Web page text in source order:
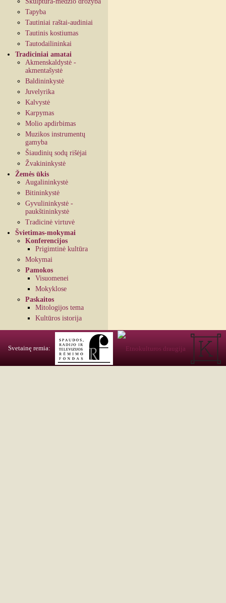
Tapyba
Tautiniai raštai-audiniai
Tautinis kostiumas
Tautodailininkai
Tradiciniai amatai
Akmenskaldystė -
akmentašystė
Baldininkystė
Juvelyrika
Kalvystė
Karpymas
Molio apdirbimas
Muzikos instrumentų
gamyba
Šiaudinių sodų rišėjai
Žvakininkystė
Žemės ūkis
Augalininkystė
Bitininkystė
Gyvulininkystė -
paukštininkystė
Tradicinė virtuvė
Švietimas-mokymai
Konferencijos
Prigimtinė kultūra
Mokymai
Pamokos
Visuomenei
Mokyklose
Paskaitos
Mitologijos tema
Kultūros istorija
Svetainę remia: